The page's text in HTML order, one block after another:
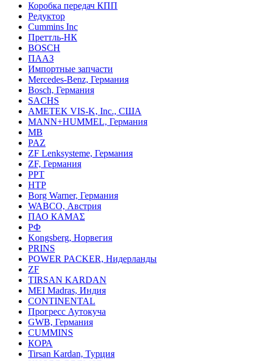
Коробка передач КПП
Редуктор
Cummins Inc
Преттль-НК
BOSCH
ПААЗ
Импортные запчасти
Mercedes-Benz, Германия
Bosch, Германия
SACHS
AMETEK VIS-K, Inc., США
MANN+HUMMEL, Германия
MB
PAZ
ZF Lenksysteme, Германия
ZF, Германия
PPT
HTP
Borg Warner, Германия
WABCO, Австрия
ПАО КАМАΣ
РФ
Kongsberg, Норвегия
PRINS
POWER PACKER, Нидерланды
ZF
TIRSAN KARDAN
MEI Madras, Индия
CONTINENTAL
Прогресс Аутокуча
GWB, Германия
CUMMINS
КОРА
Tirsan Kardan, Турция